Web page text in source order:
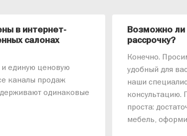
в интернет-
салонах
единую ценовую
каналы продаж
одинаковые
Возможно ли
рассрочку?
Конечно.
удобный для
наши
консультацию.
проста:
мебель,